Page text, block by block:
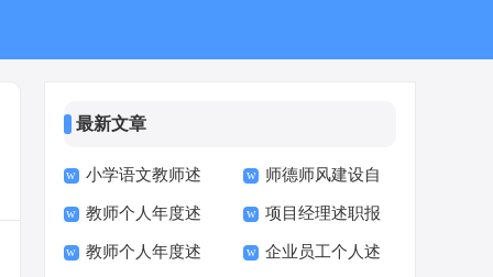
最新文章
小学语文教师述
职报告集锦15篇
师德师风建设自
检自查报告
教师个人年度述
职报告集锦15篇
项目经理述职报
告精选15篇
教师个人年度述 企业员工个人述